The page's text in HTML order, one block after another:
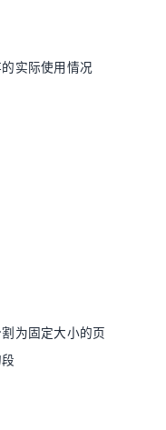
实际使用情况
为固定大小的页